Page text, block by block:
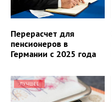
Перерасчет для
пенсионеров в
Германии с 2025 года
ЛУЧШЕЕ